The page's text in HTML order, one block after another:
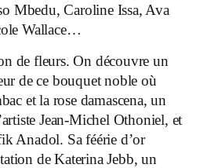
Mbedu, Caroline Issa, Ava
Wallace…
de fleurs. On découvre un
de ce bouquet noble où
et la rose damascena, un
Jean-Michel Othoniel, et
Anadol. Sa féérie d’or
de Katerina Jebb, un